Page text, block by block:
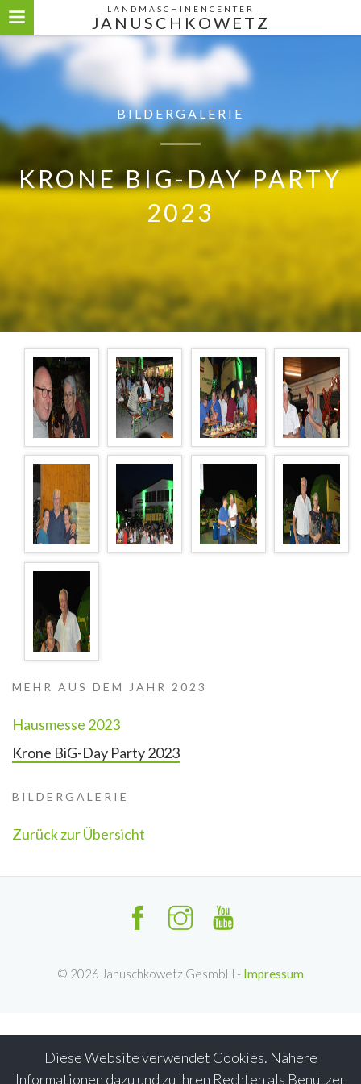
LANDMASCHINENCENTER
JANUSCHKOWETZ
Diese Website verwendet Cookies. Nähere
Informationen dazu und zu Ihren Rechten als Benutzer
BILDERGALERIE
KRONE BIG-DAY PARTY
2023
MEHR AUS DEM JAHR 2023
Hausmesse 2023
Krone BiG-Day Party 2023
BILDERGALERIE
Zurück zur Übersicht
© 2026 Januschkowetz GesmbH - Impressum